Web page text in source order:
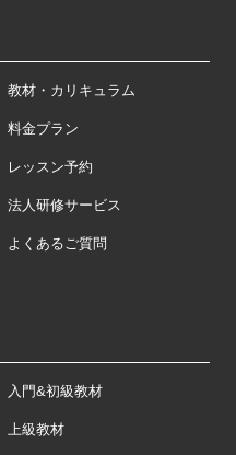
教材・カリキュラム
料金プラン
レッスン予約
法人研修サービス
よくあるご質問
入門&初級教材
上級教材